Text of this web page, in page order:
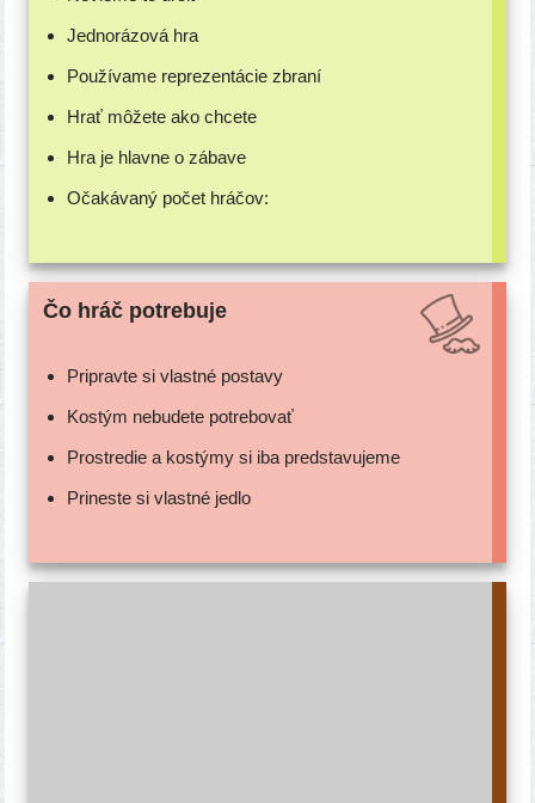
Jednorázová hra
Používame repre­zen­tá­cie zbraní
Hrať môže­te ako chcete
Hra je hlav­ne o zábave
Očakávaný počet hráčov:
Čo hráč potrebuje
Pripravte si vlast­né postavy
Kostým nebu­de­te potrebovať
Prostredie a kos­tý­my si iba predstavujeme
Prineste si vlast­né jedlo